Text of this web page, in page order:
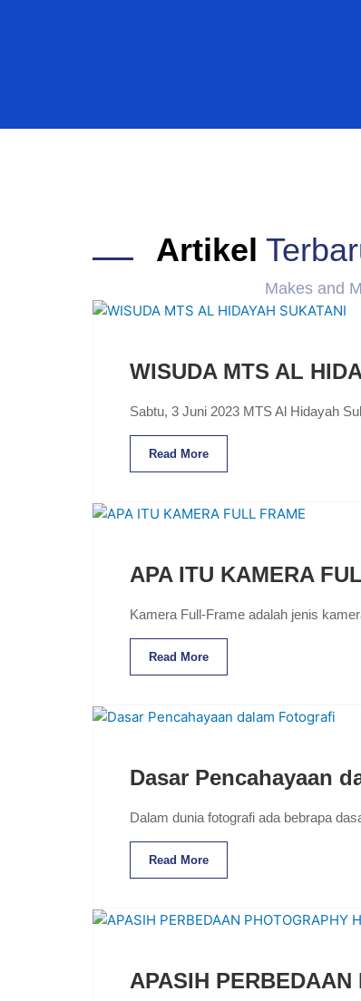
Artikel
Makes and
WISUDA MTS AL
Sabtu, 3 Juni 2023 MTS Al Hidayah
Read More
APA ITU KAMERA
Kamera Full-Frame adalah jenis
Read More
Dasar Pencahayaan
Dalam dunia fotografi ada bebrapa
Read More
APASIH